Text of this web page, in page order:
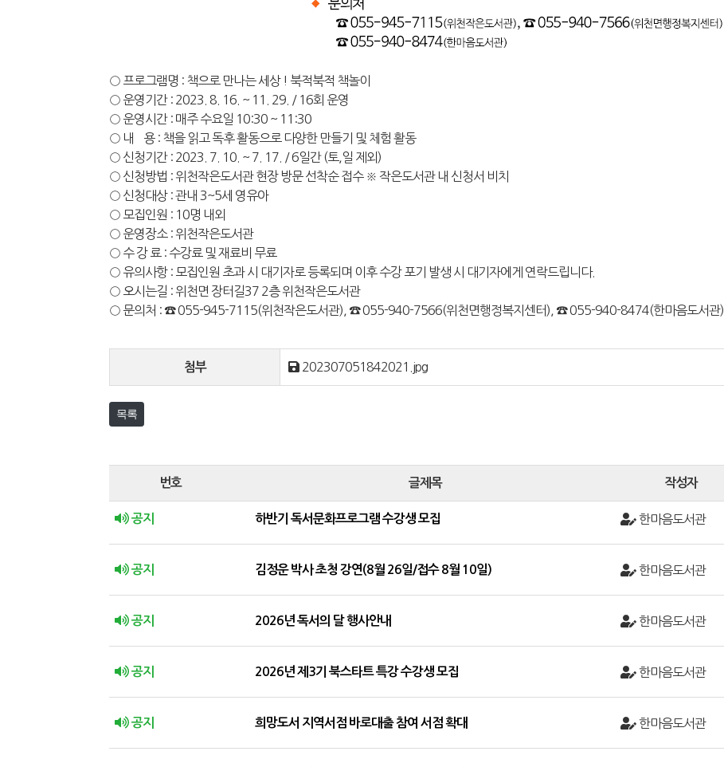
○ 프로그램명 : 책으로 만나는 세상 ! 북적북적 책놀이
○ 운영기간 : 2023. 8. 16. ~ 11. 29. / 16회 운영
○ 운영시간 : 매주 수요일 10:30 ~ 11:30
○ 내 용 : 책을 읽고 독후 활동으로 다양한 만들기 및 체험 활동
○ 신청기간 : 2023. 7. 10. ~ 7. 17. / 6일간 (토,일 제외)
○ 신청방법 : 위천작은도서관 현장 방문 선착순 접수 ※ 작은도서관 내 신청서 비치
○ 신청대상 : 관내 3~5세 영유아
○ 모집인원 : 10명 내외
○ 운영장소 : 위천작은도서관
○ 수 강 료 : 수강료 및 재료비 무료
○ 유의사항 : 모집인원 초과 시 대기자로 등록되며 이후 수강 포기 발생 시 대기자에게 연락드립니다.
○ 오시는길 : 위천면 장터길37 2층 위천작은도서관
○ 문의처 : ☎ 055-945-7115(위천작은도서관), ☎ 055-940-7566(위천면행정복지센터), ☎ 055-940-8474(한마음도서관)
첨부 202307051842021.jpg
목록
번호 글제목 작성자
공지 하반기 독서문화프로그램 수강생 모집 한마음도서관
공지 김정운 박사 초청 강연(8월 26일/접수 8월 10일) 한마음도서관
공지 2026년 독서의 달 행사안내 한마음도서관
공지 2026년 제3기 북스타트 특강 수강생 모집 한마음도서관
공지 희망도서 지역서점 바로대출 참여 서점 확대 한마음도서관